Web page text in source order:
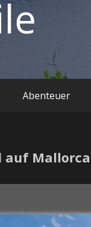
Abenteuer
auf